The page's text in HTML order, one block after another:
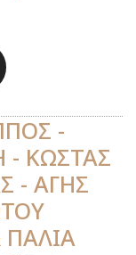
-
ΚΩΣΤΑΣ
- ΑΓΗΣ
ΠΑΛΙΑ